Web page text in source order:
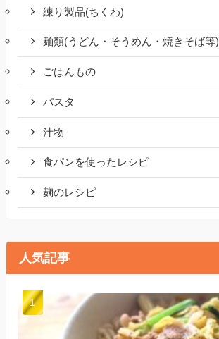
練り製品(ちくわ)
麺類(うどん・そうめん・焼きそば等)
ごはんもの
パスタ
汁物
食パンを使ったレシピ
麹のレシピ
人気記事